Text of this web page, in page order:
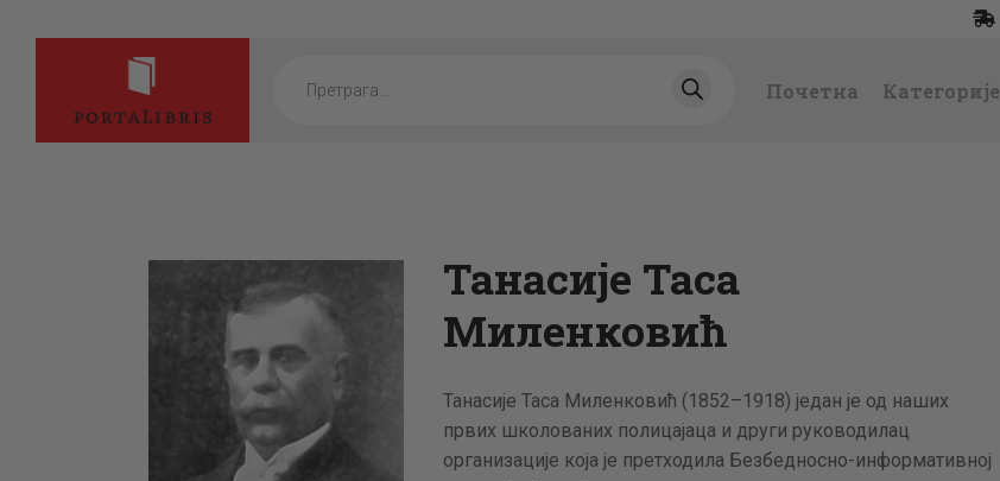
search
Почетна Категорије
КАТЕГОРИЈЕ
НОВЕ КЊИГЕ
ЗАБОРАВА
Танасије Таса
Миленковић
Танасије Таса Миленковић (1852–1918) један је од наших
првих школованих полицајаца и други руководилац
организације која је претходила Безбедносно-информативној